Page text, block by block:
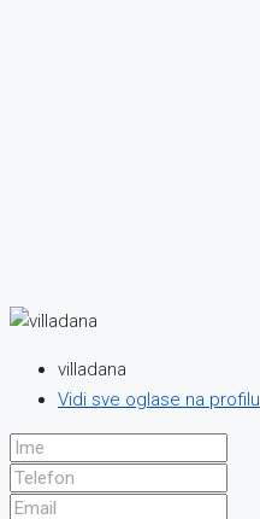
villadana
Vidi sve oglase na profilu